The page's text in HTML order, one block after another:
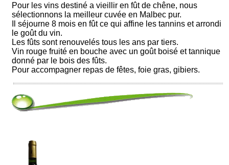
Pour les vins destiné a vieillir en fût de chêne, nous
sélectionnons la meilleur cuvée en Malbec pur.
Il séjourne 8 mois en fût ce qui affine les tannins et arrondi
le goût du vin.
Les fûts sont renouvelés tous les ans par tiers.
Vin rouge fruité en bouche avec un goût boisé et tannique
donné par le bois des fûts.
Pour accompagner repas de fêtes, foie gras, gibiers.